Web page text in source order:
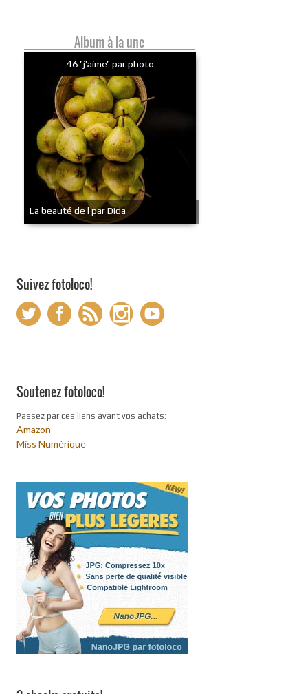
Album à la une
46 "j'aime" par photo
La beauté de l par Dida
Suivez fotoloco!
Soutenez fotoloco!
Passez par ces liens avant vos achats:
Amazon
Miss Numérique